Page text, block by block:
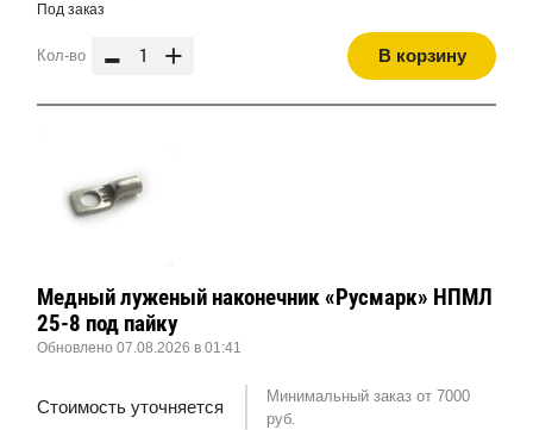
Под заказ
Кол-во - + В корзину
Медный луженый наконечник «Русмарк» НПМЛ
25-8 под пайку
Обновлено 07.08.2026 в 01:41
Стоимость уточняется
Минимальный заказ от 7000
руб.